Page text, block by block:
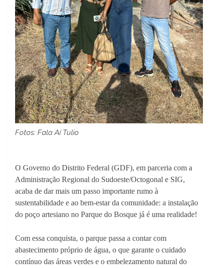
Fotos: Fala Aí Tulio
O Governo do Distrito Federal (GDF), em parceria com a
Administração Regional do Sudoeste/Octogonal e SIG,
acaba de dar mais um passo importante rumo à
sustentabilidade e ao bem-estar da comunidade: a instalação
do poço artesiano no Parque do Bosque já é uma realidade!
Com essa conquista, o parque passa a contar com
abastecimento próprio de água, o que garante o cuidado
contínuo das áreas verdes e o embelezamento natural do